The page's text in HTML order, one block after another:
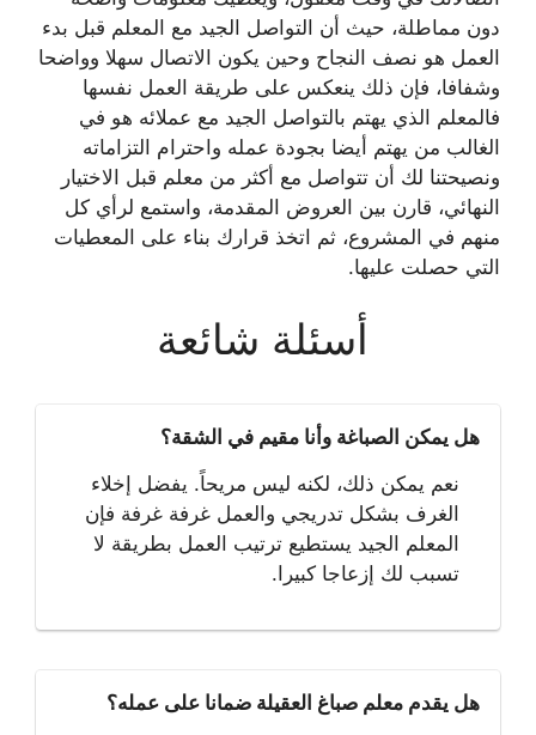
دون مماطلة، حيث أن التواصل الجيد مع المعلم قبل بدء
العمل هو نصف النجاح وحين يكون الاتصال سهلا وواضحا
وشفافا، فإن ذلك ينعكس على طريقة العمل نفسها
فالمعلم الذي يهتم بالتواصل الجيد مع عملائه هو في
الغالب من يهتم أيضا بجودة عمله واحترام التزاماته
ونصيحتنا لك أن تتواصل مع أكثر من معلم قبل الاختيار
النهائي، قارن بين العروض المقدمة، واستمع لرأي كل
منهم في المشروع، ثم اتخذ قرارك بناء على المعطيات
التي حصلت عليها.
أسئلة شائعة
هل يمكن الصباغة وأنا مقيم في الشقة؟
نعم يمكن ذلك، لكنه ليس مريحاً. يفضل إخلاء
الغرف بشكل تدريجي والعمل غرفة غرفة فإن
المعلم الجيد يستطيع ترتيب العمل بطريقة لا
تسبب لك إزعاجا كبيرا.
هل يقدم معلم صباغ العقيلة ضمانا على عمله؟